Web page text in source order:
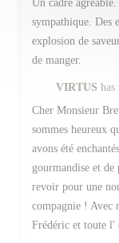
Un cadre
sympathique. Des
explosion de
de manger.
VIRTUS
Cher Monsieur
sommes heureux
avons été
gourmandise et
revoir pour une
compagnie ! Avec
Frédéric et toute l'